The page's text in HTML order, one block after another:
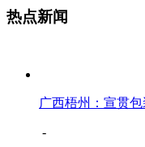
热点新闻
广西梧州：宣贯
-